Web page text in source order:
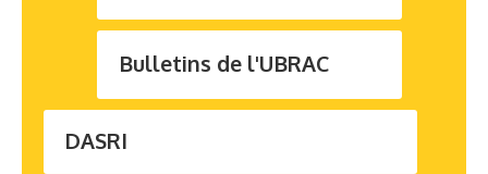
Bulletins de l'UBRAC
DASRI